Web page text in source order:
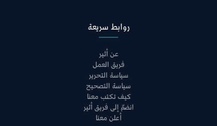
روابط سريعة
عن أثير
فريق العمل
سياسة التحرير
سياسة التصحيح
كيف تكتب معنا
انضمّ إلى فريق أثير
أعلن معنا